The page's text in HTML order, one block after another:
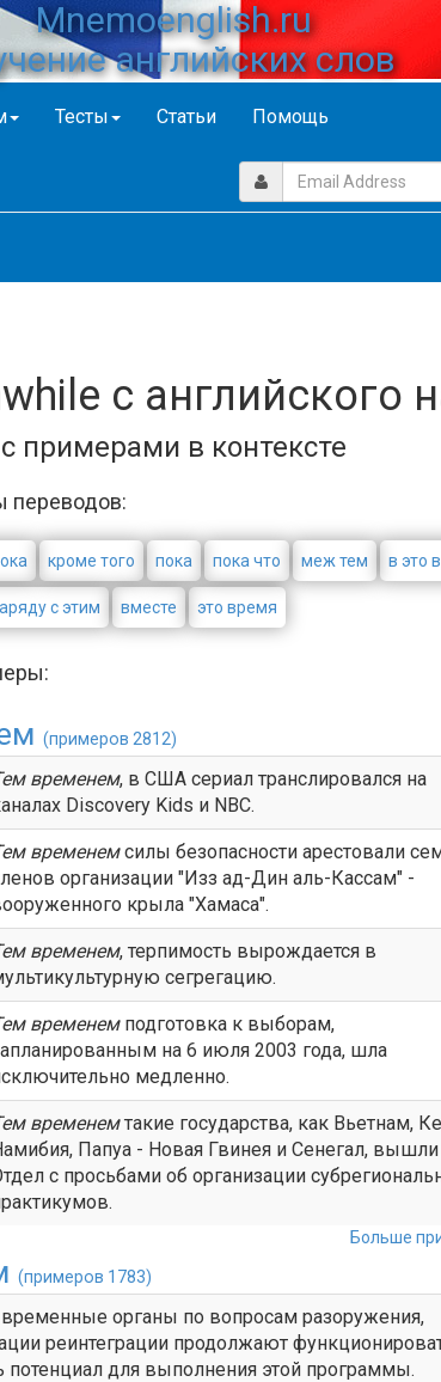
Mnemoenglish.ru
английских слов
Тесты Статьи Помощь
с английского
с примерами в контексте
переводов:
кроме того пока пока что меж тем в это
с этим вместе это время
(примеров 2812)
временем, в США сериал транслировался на
Discovery Kids и NBC.
временемсилы безопасности арестовали
организации "Изз ад-Дин аль-Кассам" -
крыла "Хамаса".
временем, терпимость вырождается в
сегрегацию.
временемподготовка к выборам,
на 6 июля 2003 года, шла
медленно.
временемтакие государства, как Вьетнам,
Папуа - Новая Гвинея и Сенегал, вышли
с просьбами об организации
Больше
(примеров 1783)
органы по вопросам разоружения,
реинтеграции продолжают
потенциал для выполнения этой программы.